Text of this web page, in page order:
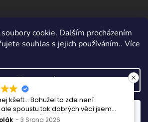
cookie. Dalším procházením
souhlas s jejich používáním.. Více
Nastavení
Souhlasím
Vytvořil Shoptet
. Všechna práva vyhrazena.
kšeft… Bohužel to zde není
spoustu tak dobrých věcí jsem
Španělsku.
3 Srpna 2026